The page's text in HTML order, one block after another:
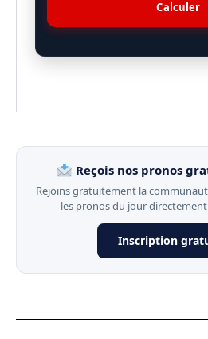
Calculer
Reçois nos pronos
Rejoins gratuitement la
les pronos du jour
Inscription